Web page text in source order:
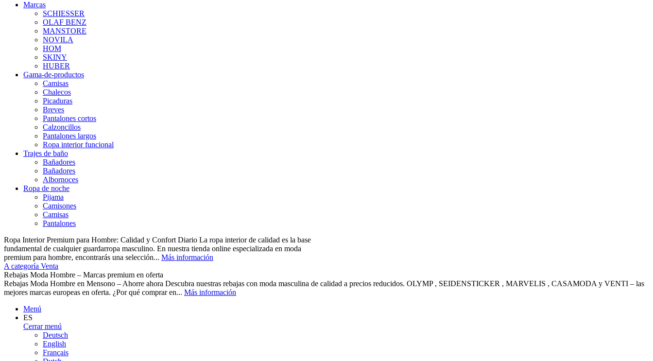
Marcas
SCHIESSER
OLAF BENZ
MANSTORE
NOVILA
HOM
SKINY
HUBER
Gama-de-productos
Camisas
Chalecos
Picaduras
Breves
Pantalones cortos
Calzoncillos
Pantalones largos
Ropa interior funcional
Trajes de baño
Bañadores
Bañadores
Albornoces
Ropa de noche
Pijama
Camisones
Camisas
Pantalones
Ropa Interior Premium para Hombre: Calidad y Confort Diario La ropa interior de calidad es la base
fundamental de cualquier guardarropa masculino. En nuestra tienda online especializada en moda
premium para hombre, encontrarás una selección... Más información
A categoría Venta
Rebajas Moda Hombre – Marcas premium en oferta
Rebajas Moda Hombre en Mensono – Ahorre ahora Descubra nuestras rebajas con moda masculina de calidad a precios reducidos. OLYMP , SEIDENSTICKER , MARVELIS , CASAMODA y VENTI – las
mejores marcas europeas en oferta. ¿Por qué comprar en... Más información
Menú
ES
Cerrar menú
Deutsch
English
Français